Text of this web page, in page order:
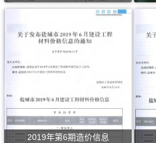
2019年第6期造价信息